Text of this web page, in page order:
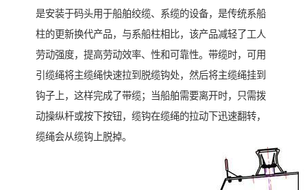
是安装于码头用于船舶绞缆、系缆的设备，是传统系船
柱的更新换代产品，与系船柱相比，该产品减轻了工人
劳动强度，提高劳动效率、性和可靠性。带缆时，可用
引缆绳将主缆绳快速拉到脱缆钩处，然后将主缆绳挂到
钩子上，这样完成了带缆；当船舶需要离开时，只需拨
动操纵杆或按下按钮，缆钩在缆绳的拉动下迅速翻转，
缆绳会从缆钩上脱掉。